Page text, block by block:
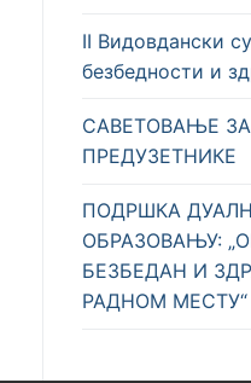
II Видовдански
безбедности и
САВЕТОВАЊЕ ЗА
ПРЕДУЗЕТНИКЕ
ПОДРШКА
ОБРАЗОВАЊУ:
БЕЗБЕДАН И
РАДНОМ МЕСТУ“